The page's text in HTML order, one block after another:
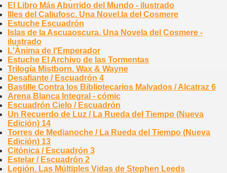
El Libro Más Aburrido del Mundo - ilustrado
Illes del Caliufosc. Una Novel.la del Cosmere
Estuche Escuadrón
Islas de la Ascuaoscura. Una Novela del Cosmere -
ilustrado
L'Ànima de l'Emperador
Estuche El Archivo de las Tormentas
Trilogía Mistborn. Wax & Wayne
Desafiante / Escuadrón 4
Bastille Contra los Bibliotecarios Malvados / Alcatraz 6
Arena Blanca Integral - cómic
Escuadrón Cielo / Escuadrón
Un Recuerdo de Luz / La Rueda del Tiempo (Nueva
Edición) 14
Torres de Medianoche / La Rueda del Tiempo (Nueva
Edición) 13
Citónica / Escuadrón 3
Estelar / Escuadrón 2
Legión. Las Múltiples Vidas de Stephen Leeds